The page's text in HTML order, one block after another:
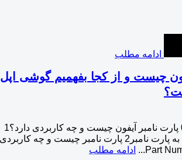
ادامه مطلب
چیست و از کجا بفهمیم گوشی اپل
دسترسی سریع0.1 پارت نامبر آیفون چیست و چه کاربردی دارد؟1
افسانه‌های مربوط به پارت نامبر2 پارت نامبر چیست و چه کاربردی
ادامه مطلب